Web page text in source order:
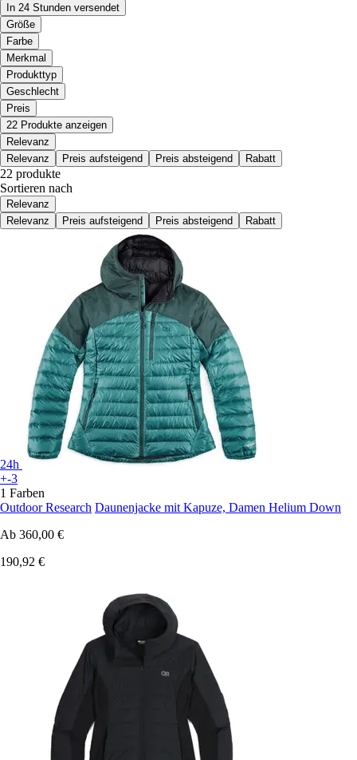
In 24 Stunden versendet
Größe
Farbe
Merkmal
Produkttyp
Geschlecht
Preis
22 Produkte anzeigen
Relevanz
Relevanz
Preis aufsteigend Preis absteigend Rabatt
22 produkte
Sortieren nach
Relevanz
Relevanz
Preis aufsteigend Preis absteigend Rabatt
24h
+-3
1 Farben
Outdoor Research Daunenjacke mit Kapuze, Damen Helium Down
Ab 360,00 €
190,92 €